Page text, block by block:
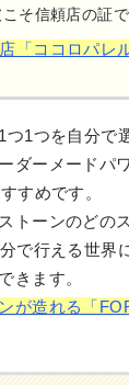
そ信頼店の証で
「ココロパレ
つ1つを自分で
ダーメードパ
すめです。
トーンのどの
で行える世界
きます。
が造れる「